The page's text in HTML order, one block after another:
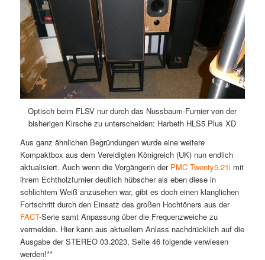
Optisch beim FLSV nur durch das Nussbaum-Furnier von der
bisherigen Kirsche zu unterscheiden: Harbeth HLS5 Plus XD
Aus ganz ähnlichen Begründungen wurde eine weitere
Kompaktbox aus dem Vereidigten Königreich (UK) nun endlich
aktualisiert. Auch wenn die Vorgängerin der PMC Twenty5.21imit
ihrem Echtholzfurnier deutlich hübscher als eben diese in
schlichtem Weiß anzusehen war, gibt es doch einen klanglichen
Fortschritt durch den Einsatz des großen Hochtöners aus der
FACT-Serie samt Anpassung über die Frequenzweiche zu
vermelden. Hier kann aus aktuellem Anlass nachdrücklich auf die
Ausgabe der STEREO 03.2023, Seite 46 folgende verwiesen
werden!**